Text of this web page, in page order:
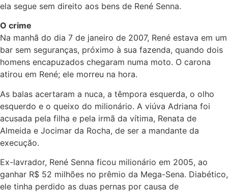
ela segue sem direito aos bens de René Senna.
O crime
Na manhã do dia 7 de janeiro de 2007, René estava em um
bar sem seguranças, próximo à sua fazenda, quando dois
homens encapuzados chegaram numa moto. O carona
atirou em René; ele morreu na hora.
As balas acertaram a nuca, a têmpora esquerda, o olho
esquerdo e o queixo do milionário. A viúva Adriana foi
acusada pela filha e pela irmã da vítima, Renata de
Almeida e Jocimar da Rocha, de ser a mandante da
execução.
Ex-lavrador, René Senna ficou milionário em 2005, ao
ganhar R$ 52 milhões no prêmio da Mega-Sena. Diabético,
ele tinha perdido as duas pernas por causa de